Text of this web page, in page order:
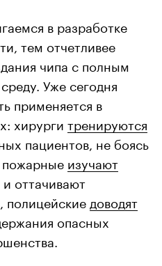
в разработке
тем отчетливее
чипа с полным
Уже сегодня
применяется в
хирурги тренируются
пациентов, не боясь
пожарные изучают
оттачивают
полицейские доводят
опасных